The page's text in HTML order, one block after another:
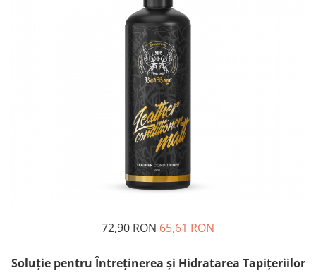
72,90 RON 65,61 RON
Soluție pentru Întreținerea și Hidratarea Tapițeriilor